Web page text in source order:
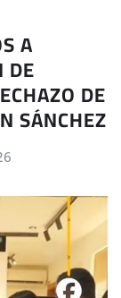
A
DE
DE
SÁNCHEZ